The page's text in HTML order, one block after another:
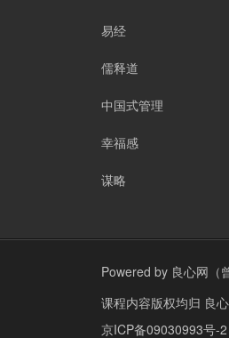
易经
儒释道
中国式管理
幸福感
谋略
Powered by 良心网（
课程内容版权均归 良
京ICP备09030993号-2